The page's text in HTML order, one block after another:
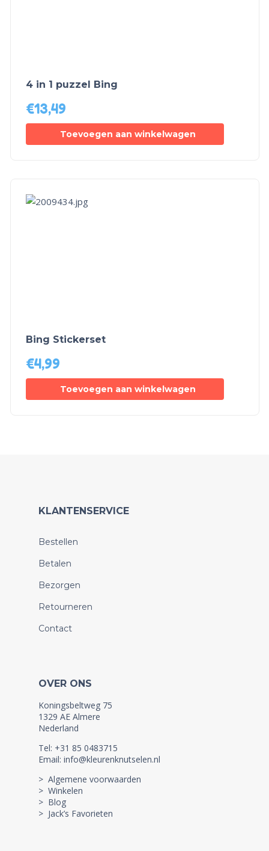
4 in 1 puzzel Bing
€13,49
Toevoegen aan winkelwagen
Bing Stickerset
€4,99
Toevoegen aan winkelwagen
KLANTENSERVICE
Bestellen
Betalen
Bezorgen
Retourneren
Contact
OVER ONS
Koningsbeltweg 75
1329 AE Almere
Nederland
Tel: +31 85 0483715
Email: info@kleurenknutselen.nl
> Algemene voorwaarden
> Winkelen
> Blog
> Jack’s Favorieten